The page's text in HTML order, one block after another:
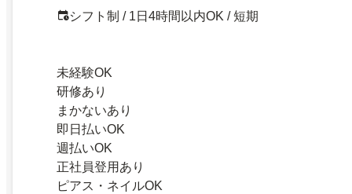
シフト制 / 1日4時間以内OK / 短期
未経験OK
研修あり
まかないあり
即日払いOK
週払いOK
正社員登用あり
ピアス・ネイルOK